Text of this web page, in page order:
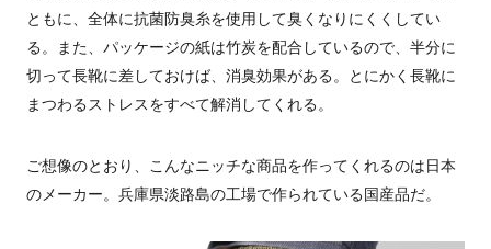
ともに、全体に抗菌防臭糸を使用して臭くなりにくくしてい
る。また、パッケージの紙は竹炭を配合しているので、半分に
切って長靴に差しておけば、消臭効果がある。とにかく長靴に
まつわるストレスをすべて解消してくれる。
ご想像のとおり、こんなニッチな商品を作ってくれるのは日本
のメーカー。兵庫県淡路島の工場で作られている国産品だ。